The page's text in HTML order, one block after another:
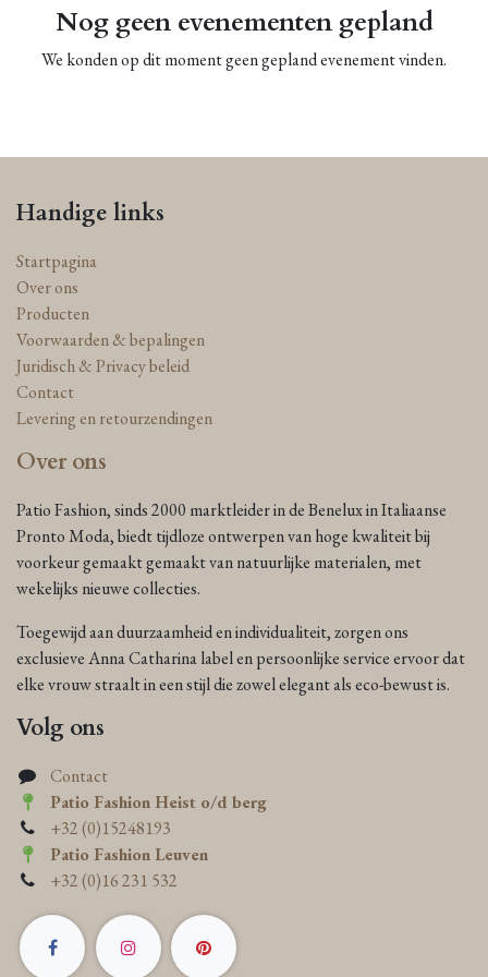
Nog geen evenementen gepland
We konden op dit moment geen gepland evenement vinden.
Handige links
Startpagina
Over ons
Producten
Voorwaarden & bepalingen
Juridisch & Privacy beleid
Contact
Levering en retourzendingen
Over ons
Patio Fashion, sinds 2000 marktleider in de Benelux in Italiaanse
Pronto Moda, biedt tijdloze ontwerpen van hoge kwaliteit bij
voorkeur gemaakt gemaakt van natuurlijke materialen, met
wekelijks nieuwe collecties.
Toegewijd aan duurzaamheid en individualiteit, zorgen ons
exclusieve Anna Catharina label en persoonlijke service ervoor dat
elke vrouw straalt in een stijl die zowel elegant als eco-bewust is.
Volg ons
Contact
Patio Fashion Heist o/d berg
+32 (0)15248193
Patio Fashion Leuven
+32 (0)16 231 532